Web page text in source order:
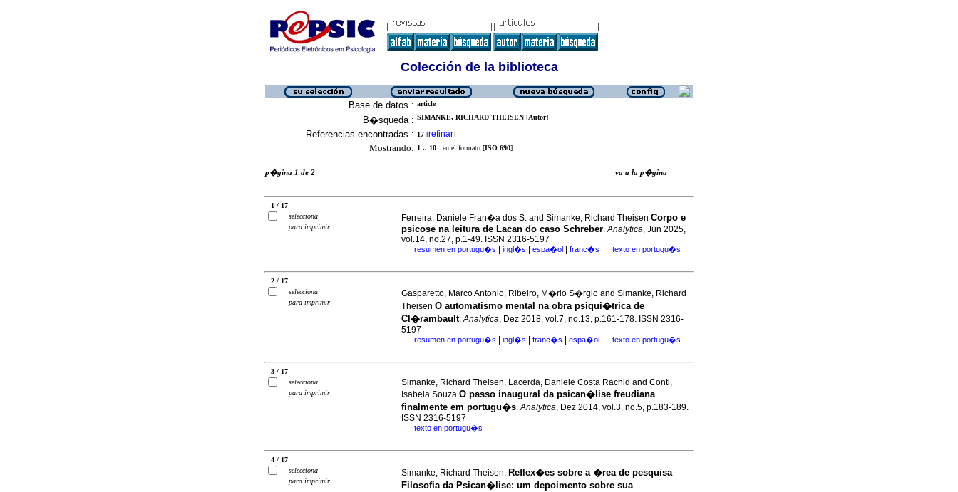
Colección de la biblioteca
Base de datos : article
B�squeda : SIMANKE, RICHARD THEISEN [Autor]
Referencias encontradas : 17 [refinar]
Mostrando: 1 .. 10 en el formato [ISO 690]
p�gina 1 de 2 va a la p�gina
1 / 17
selecciona
para imprimir
Ferreira, Daniele Fran�a dos S. and Simanke, Richard Theisen Corpo e
psicose na leitura de Lacan do caso Schreber.Analytica, Jun 2025,
vol.14, no.27, p.1-49. ISSN 2316-5197
· resumen en portugu�s ingl�s espa�ol franc�s · texto en portugu�s
2 / 17
selecciona
para imprimir
Gasparetto, Marco Antonio, Ribeiro, M�rio S�rgio and Simanke, Richard
Theisen O automatismo mental na obra psiqui�trica de
Cl�rambault.Analytica, Dez 2018, vol.7, no.13, p.161-178. ISSN 2316-
5197
· resumen en portugu�s ingl�s franc�s espa�ol · texto en portugu�s
3 / 17
selecciona
para imprimir
Simanke, Richard Theisen, Lacerda, Daniele Costa Rachid and Conti,
Isabela Souza O passo inaugural da psican�lise freudiana
finalmente em portugu�s.Analytica, Dez 2014, vol.3, no.5, p.183-189.
ISSN 2316-5197
· texto en portugu�s
4 / 17
selecciona
para imprimir
Simanke, Richard Theisen. Reflex�es sobre a �rea de pesquisa
Filosofia da Psican�lise: um depoimento sobre sua